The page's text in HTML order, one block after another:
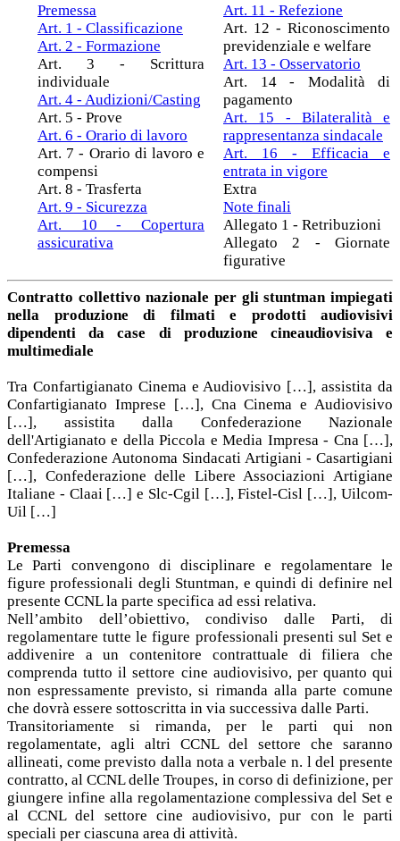
Premessa
Art. 1 - Classificazione
Art. 2 - Formazione
Art. 3 - Scrittura
individuale
Art. 4 - Audizioni/Casting
Art. 5 - Prove
Art. 6 - Orario di lavoro
Art. 7 - Orario di lavoro e
compensi
Art. 8 - Trasferta
Art. 9 - Sicurezza
Art. 10 - Copertura
assicurativa
Art. 11 - Refezione
Art. 12 - Riconoscimento
previdenziale e welfare
Art. 13 - Osservatorio
Art. 14 - Modalità di
pagamento
Art. 15 - Bilateralità e
rappresentanza sindacale
Art. 16 - Efficacia e
entrata in vigore
Extra
Note finali
Allegato 1 - Retribuzioni
Allegato 2 - Giornate
figurative
Contratto collettivo nazionale per gli stuntman impiegati
nella produzione di filmati e prodotti audiovisivi
dipendenti da case di produzione cineaudiovisiva e
multimediale
Tra Confartigianato Cinema e Audiovisivo […], assistita da
Confartigianato Imprese […], Cna Cinema e Audiovisivo
[…], assistita dalla Confederazione Nazionale
dell'Artigianato e della Piccola e Media Impresa - Cna […],
Confederazione Autonoma Sindacati Artigiani - Casartigiani
[…], Confederazione delle Libere Associazioni Artigiane
Italiane - Claai […] e Slc-Cgil […], Fistel-Cisl […], Uilcom-
Uil […]
Premessa
Le Parti convengono di disciplinare e regolamentare le
figure professionali degli Stuntman, e quindi di definire nel
presente CCNL la parte specifica ad essi relativa.
Nell’ambito dell’obiettivo, condiviso dalle Parti, di
regolamentare tutte le figure professionali presenti sul Set e
addivenire a un contenitore contrattuale di filiera che
comprenda tutto il settore cine audiovisivo, per quanto qui
non espressamente previsto, si rimanda alla parte comune
che dovrà essere sottoscritta in via successiva dalle Parti.
Transitoriamente si rimanda, per le parti qui non
regolamentate, agli altri CCNL del settore che saranno
allineati, come previsto dalla nota a verbale n. l del presente
contratto, al CCNL delle Troupes, in corso di definizione, per
giungere infine alla regolamentazione complessiva del Set e
al CCNL del settore cine audiovisivo, pur con le parti
speciali per ciascuna area di attività.